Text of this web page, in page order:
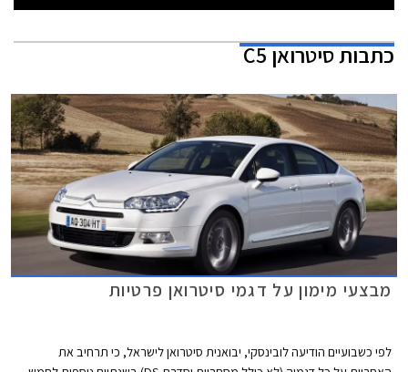
כתבותסיטרואן C5
מבצעי מימון על דגמי סיטרואן פרטיות
לפי כשבועיים הודיעה לובינסקי, יבואנית סיטרואן לישראל, כי תרחיב את